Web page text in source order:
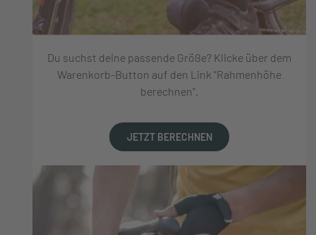
Du suchst deine passende Größe? Klicke über dem
Warenkorb-Button auf den Link "Rahmenhöhe
berechnen".
JETZT BERECHNEN